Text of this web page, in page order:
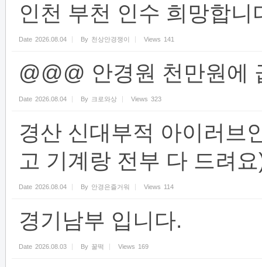
인천 부천 인수 희망합니
Date 2026.08.04 By 천상안경쟁이 Views 141
@@@ 안경원 천만원에
Date 2026.08.04 By 크로와상 Views 323
경산 신대부적 아이러브
고 기계랑 전부 다 드려
Date 2026.08.04 By 안경은즐거워 Views 114
경기남부 입니다.
Date 2026.08.03 By 꿀떡 Views 169